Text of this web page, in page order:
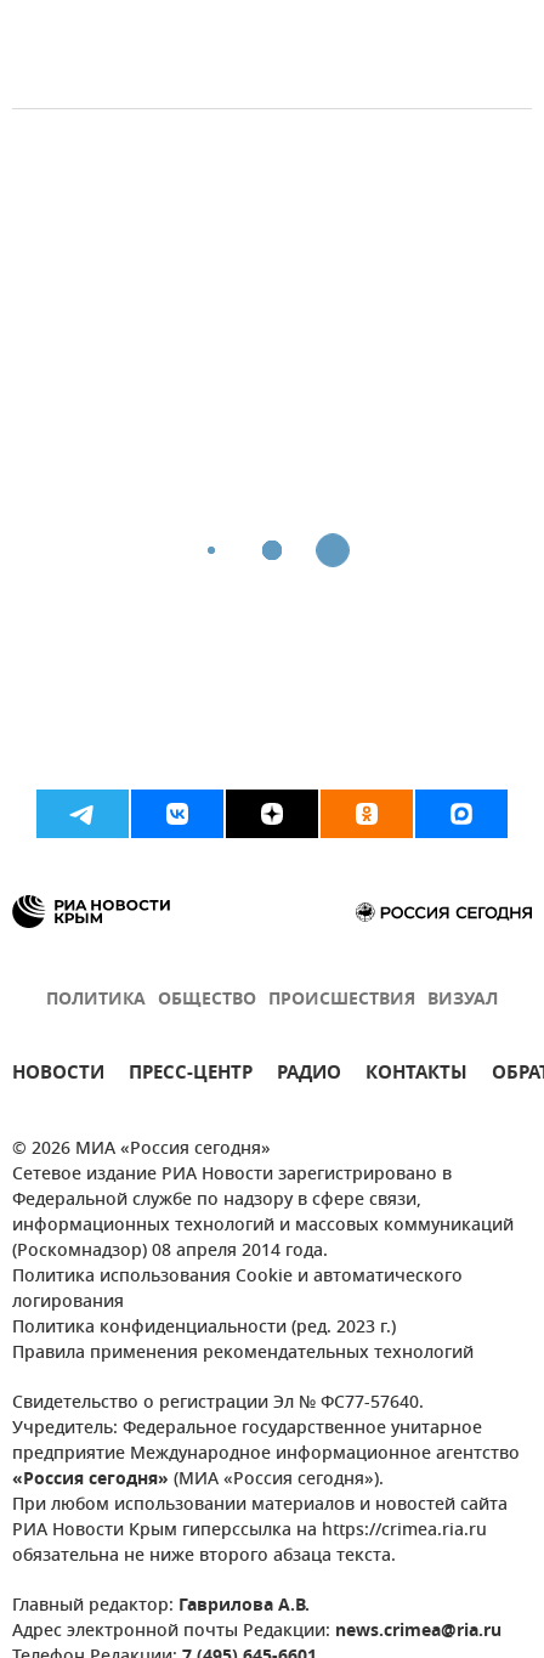
ПОЛИТИКА ОБЩЕСТВО ПРОИСШЕСТВИЯ ВИЗУАЛ
НОВОСТИ ПРЕСС-ЦЕНТР РАДИО КОНТАКТЫ
© 2026 МИА «Россия сегодня»
Сетевое издание РИА Новости зарегистрировано в
Федеральной службе по надзору в сфере связи,
информационных технологий и массовых коммуникаций
(Роскомнадзор) 08 апреля 2014 года.
Политика использования Cookie и автоматического
логирования
Политика конфиденциальности (ред. 2023 г.)
Правила применения рекомендательных технологий
Свидетельство о регистрации Эл № ФС77-57640.
Учредитель: Федеральное государственное унитарное
предприятие Международное информационное агентство
«Россия сегодня» (МИА «Россия сегодня»).
При любом использовании материалов и новостей сайта
РИА Новости Крым гиперссылка на https://crimea.ria.ru
обязательна не ниже второго абзаца текста.
Главный редактор: Гаврилова А.В.
Адрес электронной почты Редакции: news.crimea@ria.ru